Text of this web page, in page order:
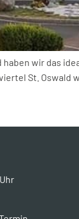
wir das
St. Oswald